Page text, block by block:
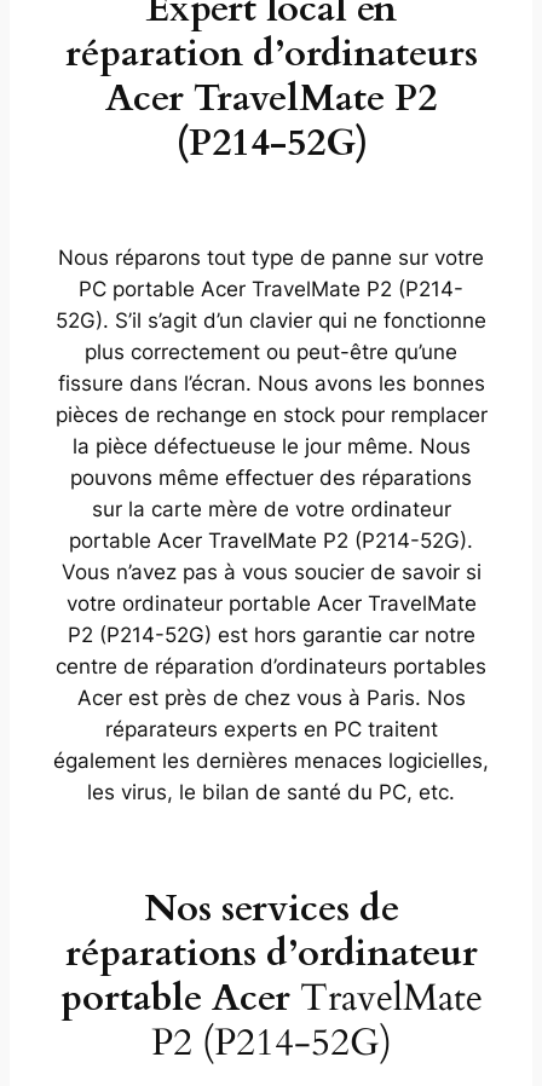
réparation d’ordinateurs
Acer TravelMate P2
(P214-52G)
Nous réparons tout type de panne sur votre
PC portable Acer TravelMate P2 (P214-
52G). S’il s’agit d’un clavier qui ne fonctionne
plus correctement ou peut-être qu’une
fissure dans l’écran. Nous avons les bonnes
pièces de rechange en stock pour remplacer
la pièce défectueuse le jour même. Nous
pouvons même effectuer des réparations
sur la carte mère de votre ordinateur
portable Acer TravelMate P2 (P214-52G).
Vous n’avez pas à vous soucier de savoir si
votre ordinateur portable Acer TravelMate
P2 (P214-52G) est hors garantie car notre
centre de réparation d’ordinateurs portables
Acer est près de chez vous à Paris. Nos
réparateurs experts en PC traitent
également les dernières menaces logicielles,
les virus, le bilan de santé du PC, etc.
Nos services de
réparations d’ordinateur
portable AcerTravelMate
P2 (P214-52G)